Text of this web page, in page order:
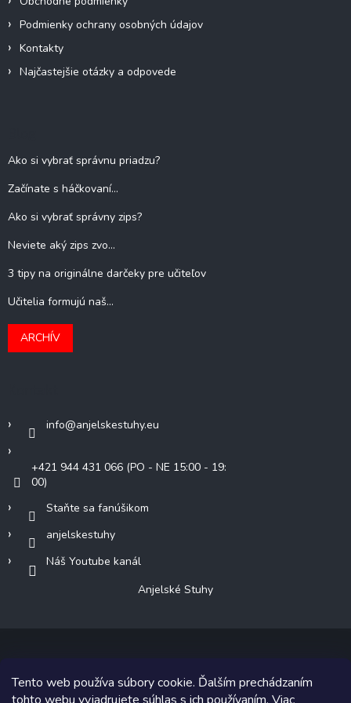
Tento web používa súbory cookie. Ďalším prechádzaním
s
u
Podmienky ochrany osobných údajov
Kontakty
Najčastejšie otázky a odpovede
Ako si vybrať správnu priadzu?
Začínate s háčkovaní...
Ako si vybrať správny zips?
Neviete aký zips zvo...
3 tipy na originálne darčeky pre učiteľov
Učitelia formujú naš...
ARCHÍV
info@anjelskestuhy.eu
+421 944 431 066 (PO - NE 15:00 - 19:
00)
Staňte sa fanúšikom
anjelskestuhy
Náš Youtube kanál
Anjelské Stuhy
Copyright 2026Anjelské Stuhy. Všetky práva vyhradené.